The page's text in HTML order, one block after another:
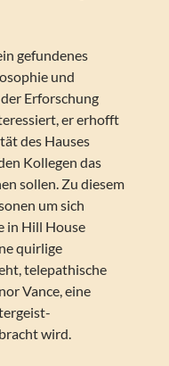
gefundenes
und
Erforschung
er erhofft
des Hauses
Kollegen das
sollen. Zu diesem
um sich
in Hill House
quirlige
telepathische
Vance, eine
wird.